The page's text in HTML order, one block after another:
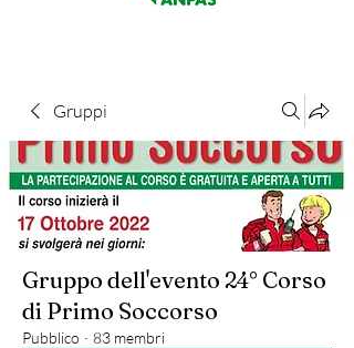
Gruppi
Gruppo dell'evento 24° Corso
di Primo Soccorso
Pubblico · 83 membri